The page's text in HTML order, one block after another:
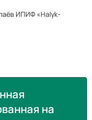
ИПИФ «Halyk-
на